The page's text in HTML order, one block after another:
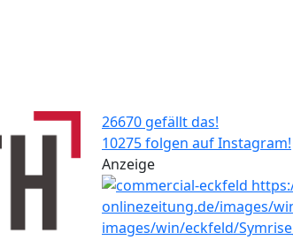
26670 gefällt das!
10275 folgen auf Instagram!
Anzeige